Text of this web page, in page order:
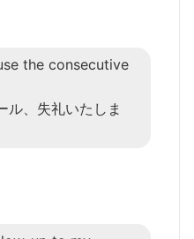
the consecutive
ル、失礼いたしま